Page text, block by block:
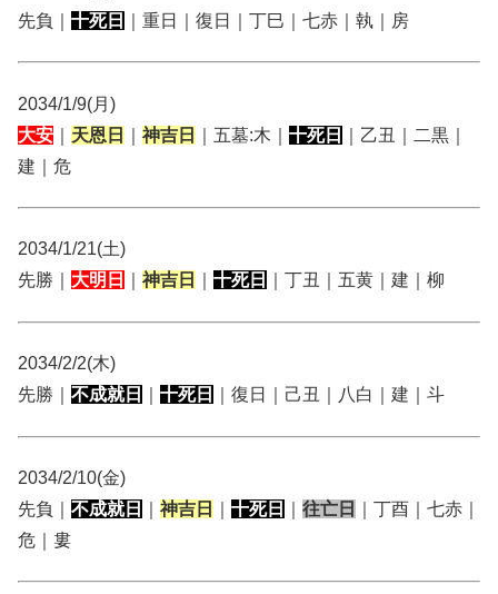
先負｜ 十死日 ｜重日｜復日｜丁巳｜七赤｜執｜房
2034/1/9(月)
大安
天恩日 神吉日 ｜五墓:木｜ 十死日
｜乙丑｜二黒｜
建｜危
2034/1/21(土)
先勝｜ 大明日 神吉日 十死日 ｜丁丑｜五黄｜建｜柳
2034/2/2(木)
先勝｜ 不成就日 十死日 ｜復日｜己丑｜八白｜建｜斗
2034/2/10(金)
先負｜ 不成就日 神吉日 十死日 往亡日
｜丁酉｜七赤｜
危｜婁